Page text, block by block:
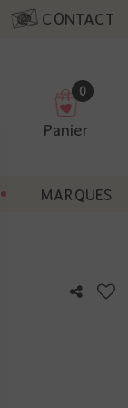
CONTACT
0
Panier
MARQUES